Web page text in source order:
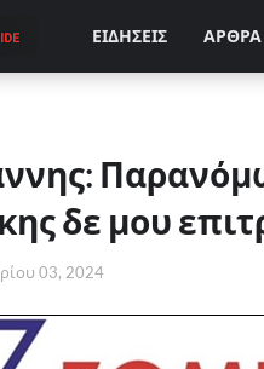
ΕΙΔΗΣΕΙΣ ΑΡΘΡΑ
δε μου
03, 2024